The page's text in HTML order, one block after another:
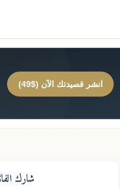
انشر قصيدتك الآن ($49)
شارك